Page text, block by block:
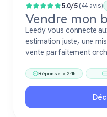
5.0/5(44 avis)
Vendre mon
Leedy vous connecte
estimation juste, une
vente parfaitement
Réponse < 24h